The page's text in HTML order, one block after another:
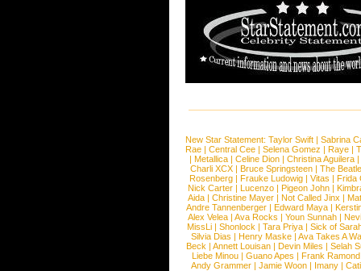
New Star Statement: Taylor Swift | Sabrina
Rae |Central Cee |Selena Gomez |Raye |
| Metallica | Celine Dion | Christina Aguilera |
Charli XCX |Bruce Springsteen |The
Rosenberg | Frauke Ludowig | Vitas | Frida
Nick Carter | Lucenzo | Pigeon John |
Aida |Christine Mayer |Not Called Jinx |
Andre Tannenberger | Edward Maya |
Alex Velea | Ava Rocks | Youn Sunnah |
MissLi | Shonlock | Tara Priya | Sick of
Silvia Dias |Henry Maske |Ava Takes A
Beck |Annett Louisan |Devin Miles |Selah
Liebe Minou |Guano Apes |Frank Ramond
Andy Grammer |Jamie Woon | Imany |